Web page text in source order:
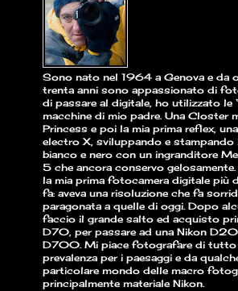
Sono nato nel 1964 a Genova e da
trenta anni sono appassionato di
di passare al digitale, ho utilizzato le
macchine di mio padre. Una Closter
Princess e poi la mia prima reflex,
electro X, sviluppando e
bianco e nero con un ingranditore
5 che ancora conservo
la mia prima fotocamera digitale più
fa: aveva una risoluzione che fa
paragonata a quelle di oggi. Dopo
faccio il grande salto ed acquisto
D70, per passare ad una Nikon
D700. Mi piace fotografare di tutto
prevalenza per i paesaggi e da
particolare mondo delle macro
principalmente materiale Nikon.